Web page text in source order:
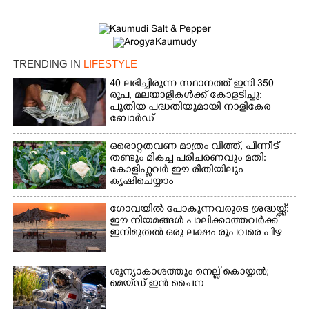
TRENDING IN LIFESTYLE
40 ലഭിച്ചിരുന്ന സ്ഥാനത്ത് ഇനി 350
രൂപ, മലയാളികൾക്ക് കോളടിച്ചു:
പുതിയ പദ്ധതിയുമായി നാളികേര
ബോർഡ്
ഒരൊറ്റതവണ മാത്രം വിത്ത്, പിന്നീട്
തണ്ടും മികച്ച പരിചരണവും മതി:
കോളിഫ്ലവർ ഈ രീതിയിലും
കൃഷിചെയ്യാം
ഗോവയിൽ പോകുന്നവരുടെ ശ്രദ്ധയ്ക്ക്:
ഈ നിയമങ്ങൾ പാലിക്കാത്തവർക്ക്
ഇനിമുതൽ ഒരു ലക്ഷം രൂപവരെ പിഴ
ശൂന്യാകാശത്തും നെല്ല് കൊയ്യൽ;
മെയ്‌ഡ് ഇൻ ചൈന